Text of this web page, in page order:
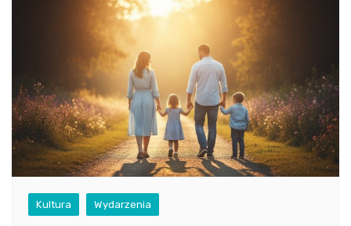
Kultura Wydarzenia